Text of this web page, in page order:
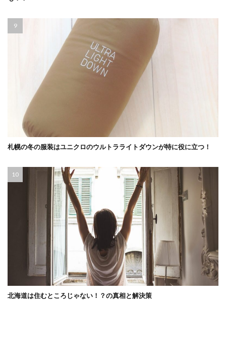
札幌の冬の服装はユニクロのウルトラライトダウンが特に役に立つ！
北海道は住むところじゃない！？の真相と解決策